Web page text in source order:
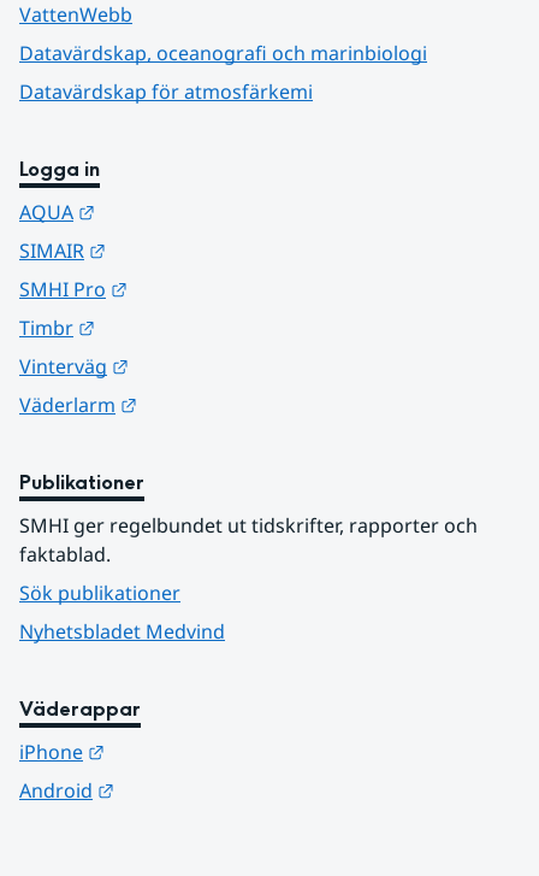
VattenWebb
Datavärdskap, oceanografi och marinbiologi
Datavärdskap för atmosfärkemi
Logga in
AQUA
SIMAIR
SMHI Pro
Timbr
Vinterväg
Väderlarm
Publikationer
SMHI ger regelbundet ut tidskrifter, rapporter och
faktablad.
Sök publikationer
Nyhetsbladet Medvind
Väderappar
iPhone
Android